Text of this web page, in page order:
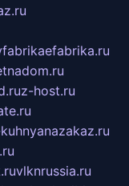
z-host.ru
vlknrussia.ru